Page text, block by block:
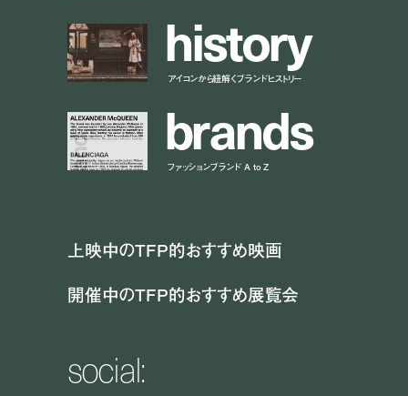
history
アイコンから紐解くブランドヒストリー
brands
ファッションブランド A to Z
上映中のTFP的おすすめ映画
開催中のTFP的おすすめ展覧会
social: